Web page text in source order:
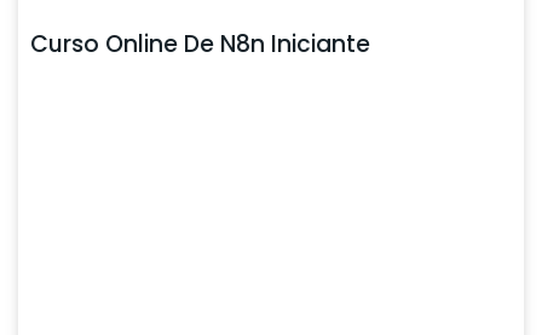
Curso Online De N8n Iniciante